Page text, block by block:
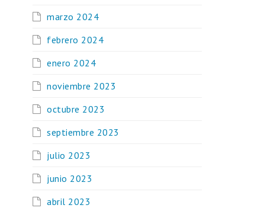
marzo 2024
febrero 2024
enero 2024
noviembre 2023
octubre 2023
septiembre 2023
julio 2023
junio 2023
abril 2023